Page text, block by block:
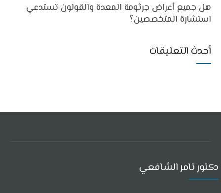
هل جميع أعراض جرثومة المعدة والقولون تستدعي
استشارة المتخصصين؟
أحدث التعليقات
دكتور تامر الشافعي